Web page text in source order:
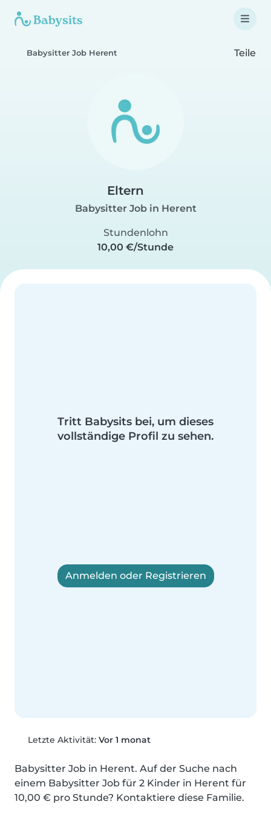
Babysitter Job Herent Teile
Eltern
Babysitter Job in Herent
Stundenlohn
10,00 €/Stunde
Tritt Babysits bei, um dieses
vollständige Profil zu sehen.
Anmelden oder Registrieren
Letzte Aktivität: Vor 1 monat
Babysitter Job in Herent. Auf der Suche nach
einem Babysitter Job für 2 Kinder in Herent für
10,00 € pro Stunde? Kontaktiere diese Familie.